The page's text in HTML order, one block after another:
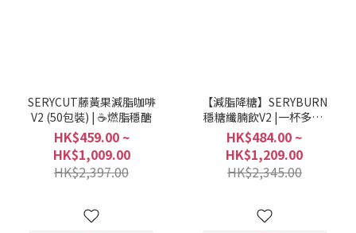
SERYCUT藤黃果減脂咖啡
V2 (50包裝) | ☕️燃脂穩醣
HK$459.00 ~
HK$1,009.00
HK$2,397.00
【減脂降糖】SERYBURN
穩糖纖腩飲V2 |一杯多效,
告別梨形💜
HK$484.00 ~
HK$1,209.00
HK$2,345.00